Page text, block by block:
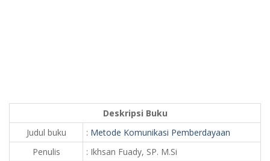
Deskripsi Buku
Judul buku
: Metode Komunikasi Pemberdayaan
Penulis
: Ikhsan Fuady, SP. M.Si